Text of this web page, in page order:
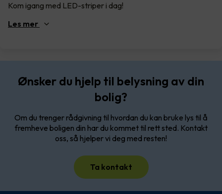
Kom igang med LED-striper i dag!
Les mer
Ønsker du hjelp til belysning av din
bolig?
Om du trenger rådgivning til hvordan du kan bruke lys til å
fremheve boligen din har du kommet til rett sted. Kontakt
oss, så hjelper vi deg med resten!
Ta kontakt